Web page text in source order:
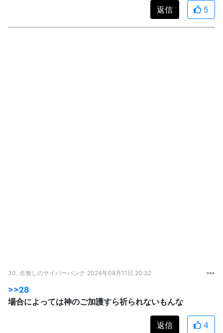
返信 5
30. 名無しのサイバーパンク 2024年08月11日 20:32
>>28
場合によっては神のご加護すら祈られないもんな
返信 4